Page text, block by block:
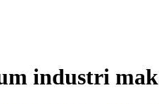
industri